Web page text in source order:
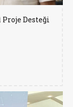
Proje Desteği